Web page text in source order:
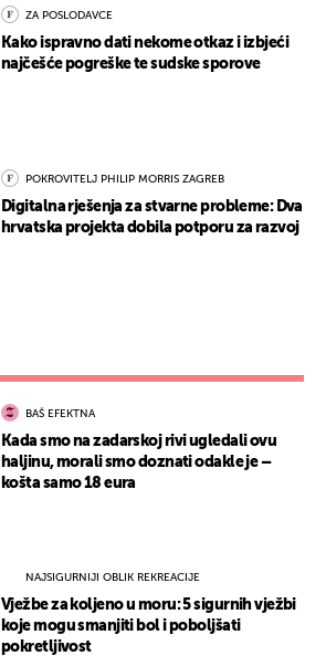
ZA POSLODAVCE
Kako ispravno dati nekome otkaz i izbjeći
najčešće pogreške te sudske sporove
POKROVITELJ PHILIP MORRIS ZAGREB
Digitalna rješenja za stvarne probleme: Dva
hrvatska projekta dobila potporu za razvoj
BAŠ EFEKTNA
Kada smo na zadarskoj rivi ugledali ovu
haljinu, morali smo doznati odakle je –
košta samo 18 eura
NAJSIGURNIJI OBLIK REKREACIJE
Vježbe za koljeno u moru: 5 sigurnih vježbi
koje mogu smanjiti bol i poboljšati
pokretljivost